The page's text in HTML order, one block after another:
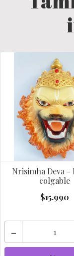
Nrisimha Deva -
colgable
$15.990
-